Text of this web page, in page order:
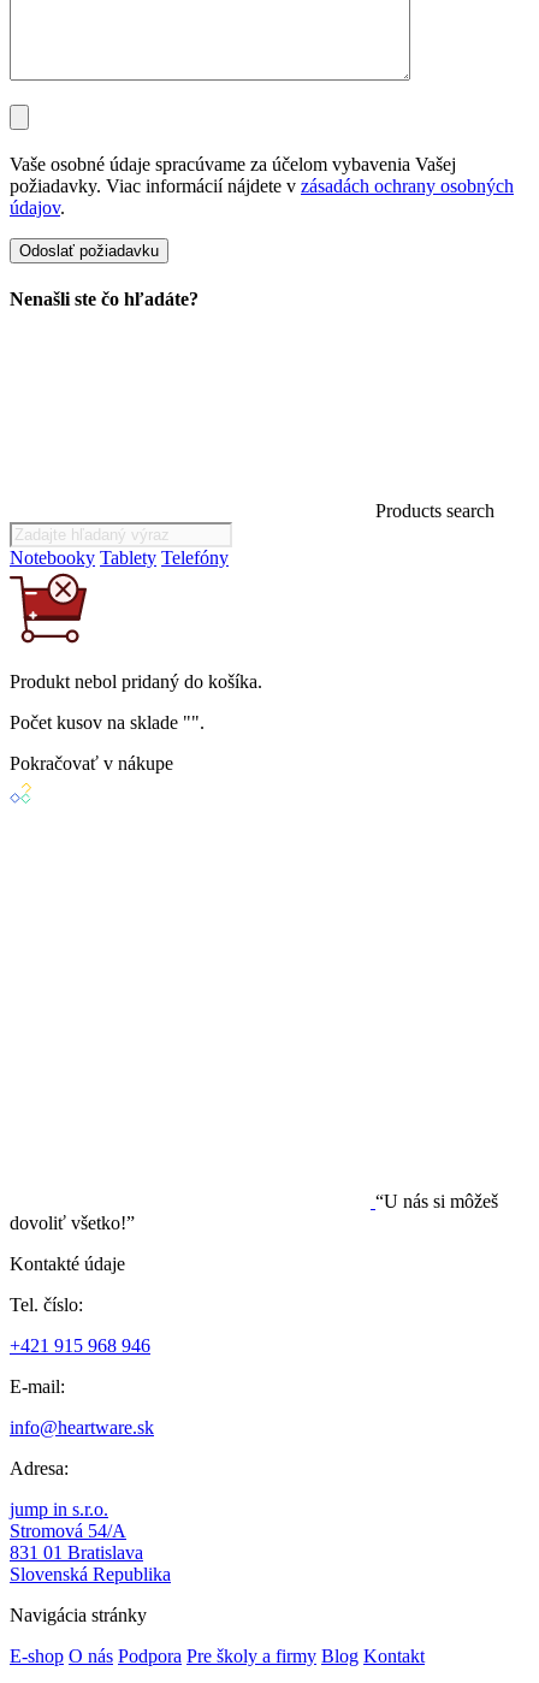
Vaše osobné údaje spracúvame za účelom vybavenia Vašej
požiadavky. Viac informácií nájdete v zásadách ochrany osobných
údajov.
Nenašli ste čo hľadáte?
Products search
Notebooky Tablety Telefóny
Produkt nebol pridaný do košíka.
Počet kusov na sklade "".
Pokračovať v nákupe
“U nás si môžeš
dovoliť všetko!”
Kontakté údaje
Tel. číslo:
+421 915 968 946
E-mail:
info@heartware.sk
Adresa:
jump in s.r.o.
Stromová 54/A
831 01 Bratislava
Slovenská Republika
Navigácia stránky
E-shop O nás Podpora Pre školy a firmy Blog Kontakt